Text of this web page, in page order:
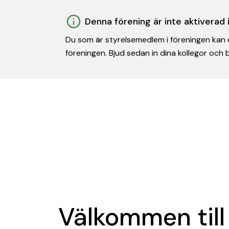
Denna förening är inte aktiverad
Du som är styrelsemedlem i föreningen
föreningen. Bjud sedan in dina kollegor och
Välkommen till